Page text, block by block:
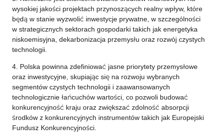
wysokiej jakości projektach przynoszących realny wpływ, które
będą w stanie wyzwolić inwestycje prywatne, w szczególności
w strategicznych sektorach gospodarki takich jak energetyka
niskoemisyjna, dekarbonizacja przemysłu oraz rozwój czystych
technologii.
4. Polska powinna zdefiniować jasne priorytety przemysłowe
oraz inwestycyjne, skupiając się na rozwoju wybranych
segmentów czystych technologii i zaawansowanych
technologicznie łańcuchów wartości, co pozwoli budować
konkurencyjność kraju oraz zwiększać zdolność absorpcji
środków z konkurencyjnych instrumentów takich jak Europejski
Fundusz Konkurencyjności.